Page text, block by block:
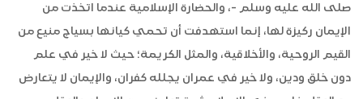
صلى الله عليه وسلم -، والحضارة الإسلامية عندما اتخذت من
الإيمان ركيزة لها، إنما استهدفت أن تحمي كيانها بسياج منيع من
القيم الروحية، والأخلاقية، والمثل الكريمة؛ حيث لا خير في علم
دون خلق ودين، ولا خير في عمران يجلله كفران، والإيمان لا يتعارض